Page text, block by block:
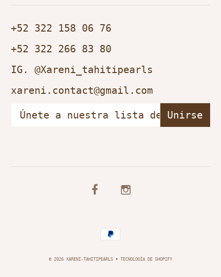
+52 322 158 06 76
+52 322 266 83 80
IG. @Xareni_tahitipearls
xareni.contact@gmail.com
© 2026 XARENI-TAHITIPEARLS• TECNOLOGÍA DE SHOPIFY